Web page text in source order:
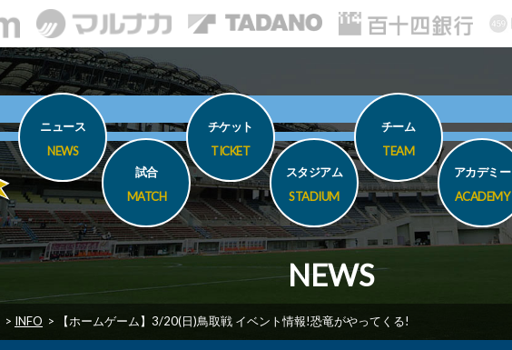
ニュース
NEWS
試合
MATCH
チケット
TICKET
スタジアム
STADIUM
チーム
TEAM
アカデミー
ACADEMY
NEWS
> INFO > 【ホームゲーム】3/20(日)鳥取戦 イベント情報!恐竜がやってくる!